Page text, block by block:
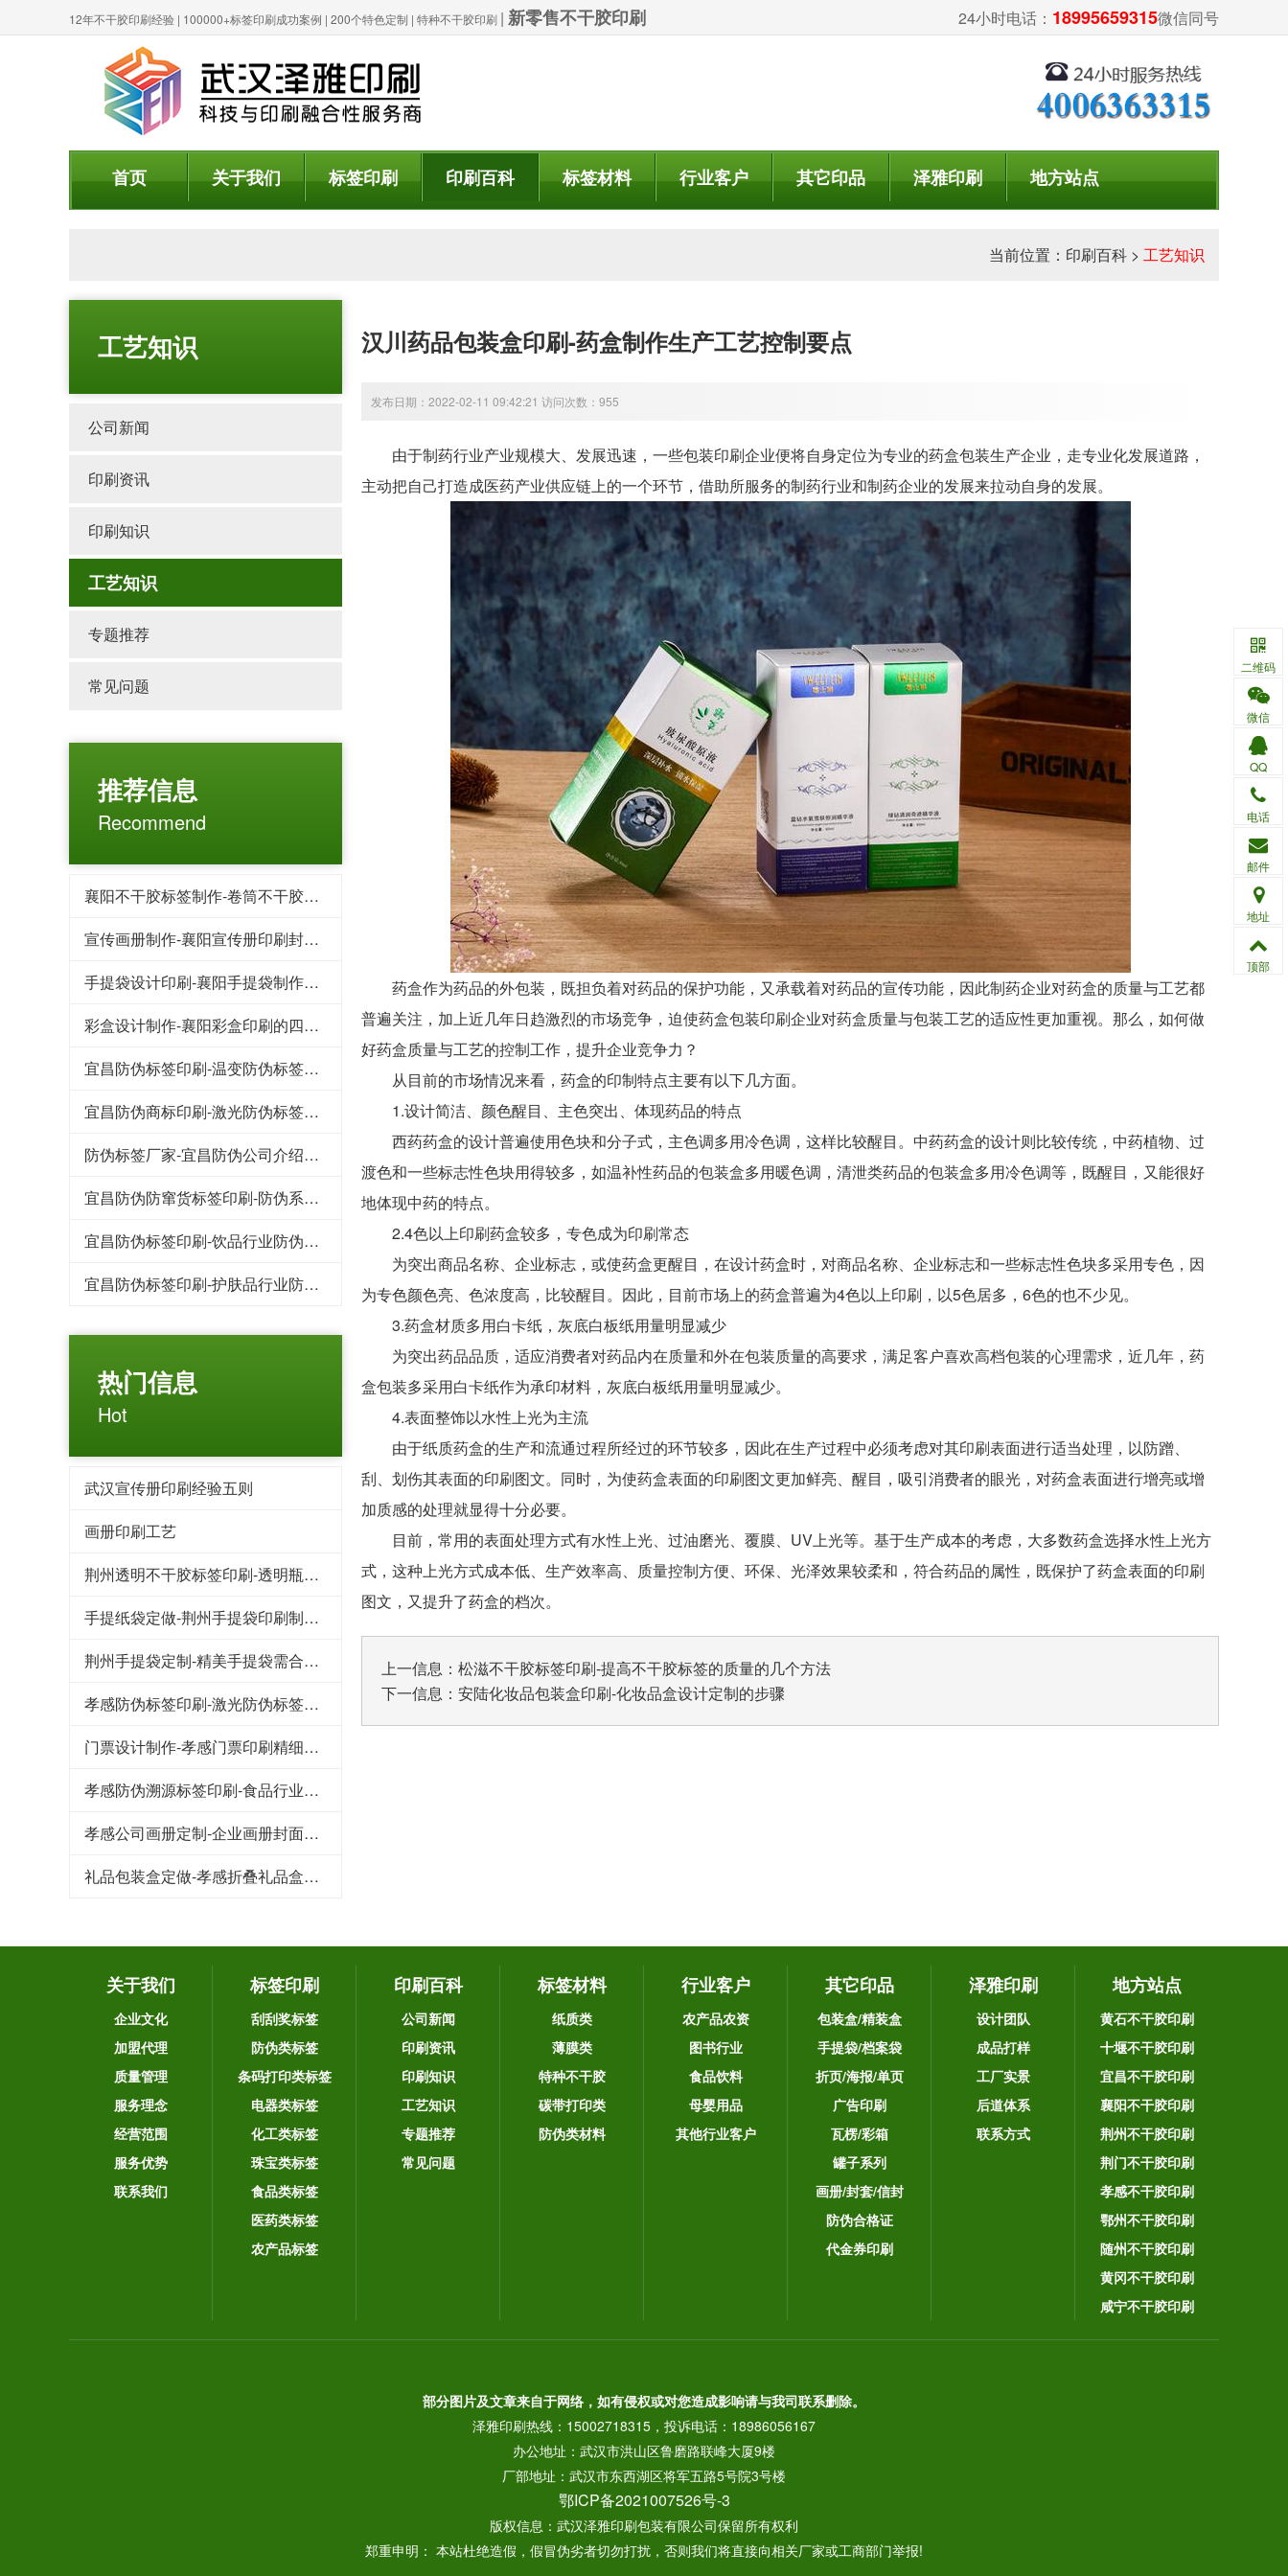
12年不干胶印刷经验 | 100000+标签印刷成功案例 | 200个特色定制 | 特种不干胶印刷 | 新零售不干胶印刷 24小时电话： 18995659315微信同号
首页 关于我们 标签印刷 印刷百科 标签材料 行业客户 其它印品 泽雅印刷 地方站点
当前位置： 印刷百科 > 工艺知识
工艺知识
公司新闻
印刷资讯
印刷知识
工艺知识
专题推荐
常见问题
推荐信息
Recommend
襄阳不干胶标签制作-卷筒不干胶标签的UV印刷工艺
宣传画册制作-襄阳宣传册印刷封面常用的工艺形式
手提袋设计印刷-襄阳手提袋制作过程中需要注意的要点
彩盒设计制作-襄阳彩盒印刷的四色印刷工艺
宜昌防伪标签印刷-温变防伪标签技术类型与检测方法
宜昌防伪商标印刷-激光防伪标签的制作流程和辨别方法
防伪标签厂家-宜昌防伪公司介绍半色调图像的防伪技术
宜昌防伪防窜货标签印刷-防伪系统功能全面解决窜货难题
宜昌防伪标签印刷-饮品行业防伪技术的功能及应用
宜昌防伪标签印刷-护肤品行业防伪解决方案
热门信息
Hot
武汉宣传册印刷经验五则
画册印刷工艺
荆州透明不干胶标签印刷-透明瓶贴透明标签的技巧
手提纸袋定做-荆州手提袋印刷制作烫印效果的办法
荆州手提袋定制-精美手提袋需合理运用手提袋印刷技巧
孝感防伪标签印刷-激光防伪标签所具备的技术要求
门票设计制作-孝感门票印刷精细度对印刷工艺的需求
孝感防伪溯源标签印刷-食品行业一物一码追溯系统解决方案
孝感公司画册定制-企业画册封面印刷最常用的制作工艺
礼品包装盒定做-孝感折叠礼品盒制作的方法与步骤
汉川药品包装盒印刷-药盒制作生产工艺控制要点
发布日期：2022-02-11 09:42:21 访问次数：955
由于制药行业产业规模大、发展迅速，一些包装印刷企业便将自身定位为专业的药盒包装生产企业，走专业化发展道路，
主动把自己打造成医药产业供应链上的一个环节，借助所服务的制药行业和制药企业的发展来拉动自身的发展。
药盒作为药品的外包装，既担负着对药品的保护功能，又承载着对药品的宣传功能，因此制药企业对药盒的质量与工艺都
普遍关注，加上近几年日趋激烈的市场竞争，迫使药盒包装印刷企业对药盒质量与包装工艺的适应性更加重视。那么，如何做
好药盒质量与工艺的控制工作，提升企业竞争力？
从目前的市场情况来看，药盒的印制特点主要有以下几方面。
1.设计简洁、颜色醒目、主色突出、体现药品的特点
西药药盒的设计普遍使用色块和分子式，主色调多用冷色调，这样比较醒目。中药药盒的设计则比较传统，中药植物、过
渡色和一些标志性色块用得较多，如温补性药品的包装盒多用暖色调，清泄类药品的包装盒多用冷色调等，既醒目，又能很好
地体现中药的特点。
2.4色以上印刷药盒较多，专色成为印刷常态
为突出商品名称、企业标志，或使药盒更醒目，在设计药盒时，对商品名称、企业标志和一些标志性色块多采用专色，因
为专色颜色亮、色浓度高，比较醒目。因此，目前市场上的药盒普遍为4色以上印刷，以5色居多，6色的也不少见。
3.药盒材质多用白卡纸，灰底白板纸用量明显减少
为突出药品品质，适应消费者对药品内在质量和外在包装质量的高要求，满足客户喜欢高档包装的心理需求，近几年，药
盒包装多采用白卡纸作为承印材料，灰底白板纸用量明显减少。
4.表面整饰以水性上光为主流
由于纸质药盒的生产和流通过程所经过的环节较多，因此在生产过程中必须考虑对其印刷表面进行适当处理，以防蹭、
刮、划伤其表面的印刷图文。同时，为使药盒表面的印刷图文更加鲜亮、醒目，吸引消费者的眼光，对药盒表面进行增亮或增
加质感的处理就显得十分必要。
目前，常用的表面处理方式有水性上光、过油磨光、覆膜、UV上光等。基于生产成本的考虑，大多数药盒选择水性上光方
式，这种上光方式成本低、生产效率高、质量控制方便、环保、光泽效果较柔和，符合药品的属性，既保护了药盒表面的印刷
图文，又提升了药盒的档次。
上一信息： 松滋不干胶标签印刷-提高不干胶标签的质量的几个方法
下一信息： 安陆化妆品包装盒印刷-化妆品盒设计定制的步骤
关于我们
企业文化
加盟代理
质量管理
服务理念
经营范围
服务优势
联系我们
标签印刷
刮刮奖标签
防伪类标签
条码打印类标签
电器类标签
化工类标签
珠宝类标签
食品类标签
医药类标签
农产品标签
印刷百科
公司新闻
印刷资讯
印刷知识
工艺知识
专题推荐
常见问题
标签材料
纸质类
薄膜类
特种不干胶
碳带打印类
防伪类材料
行业客户
农产品农资
图书行业
食品饮料
母婴用品
其他行业客户
其它印品
包装盒/精装盒
手提袋/档案袋
折页/海报/单页
广告印刷
瓦楞/彩箱
罐子系列
画册/封套/信封
防伪合格证
代金券印刷
泽雅印刷
设计团队
成品打样
工厂实景
后道体系
联系方式
地方站点
黄石不干胶印刷
十堰不干胶印刷
宜昌不干胶印刷
襄阳不干胶印刷
荆州不干胶印刷
荆门不干胶印刷
孝感不干胶印刷
鄂州不干胶印刷
随州不干胶印刷
黄冈不干胶印刷
咸宁不干胶印刷
部分图片及文章来自于网络，如有侵权或对您造成影响请与我司联系删除。
泽雅印刷热线：15002718315，投诉电话：18986056167
办公地址：武汉市洪山区鲁磨路联峰大厦9楼
厂部地址：武汉市东西湖区将军五路5号院3号楼
鄂ICP备2021007526号-3
版权信息：武汉泽雅印刷包装有限公司保留所有权利
郑重申明： 本站杜绝造假，假冒伪劣者切勿打扰，否则我们将直接向相关厂家或工商部门举报!
二维码
微信
QQ
电话
邮件
地址
顶部